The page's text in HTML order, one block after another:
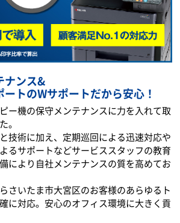
お問い合わせ
ナンス&
トのWサポートだから安心！
ー機の保守メンテナンスに力を入れて取
。
技術に加え、定期巡回による迅速対応や
るサポートなどサービススタッフの教育
により自社メンテナンスの質を高めてお
さいたま市大宮区のお客様のあらゆるト
に対応。安心のオフィス環境に大きく貢